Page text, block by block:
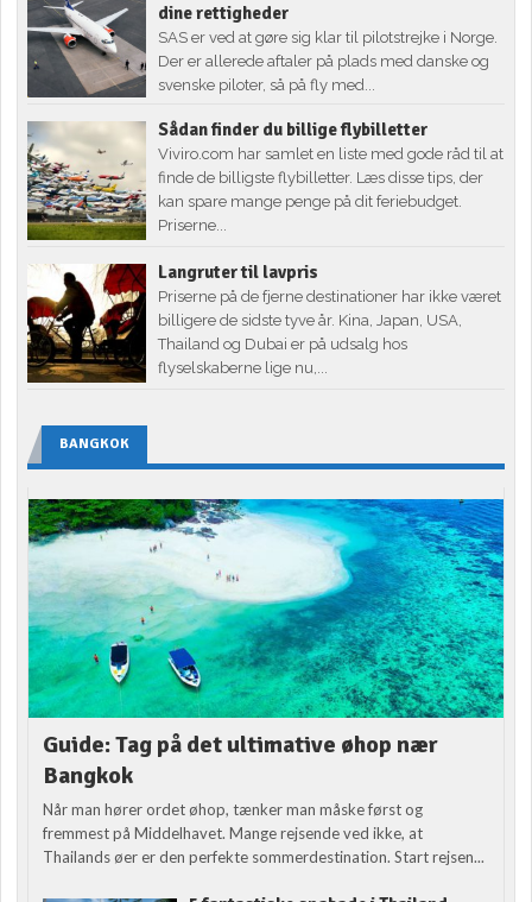
dine rettigheder
SAS er ved at gøre sig klar til pilotstrejke i Norge.
Der er allerede aftaler på plads med danske og
svenske piloter, så på fly med...
Sådan finder du billige flybilletter
Viviro.com har samlet en liste med gode råd til at
finde de billigste flybilletter. Læs disse tips, der
kan spare mange penge på dit feriebudget.
Priserne...
Langruter til lavpris
Priserne på de fjerne destinationer har ikke været
billigere de sidste tyve år. Kina, Japan, USA,
Thailand og Dubai er på udsalg hos
flyselskaberne lige nu,...
BANGKOK
Guide: Tag på det ultimative øhop nær
Bangkok
Når man hører ordet øhop, tænker man måske først og
fremmest på Middelhavet. Mange rejsende ved ikke, at
Thailands øer er den perfekte sommerdestination. Start rejsen...